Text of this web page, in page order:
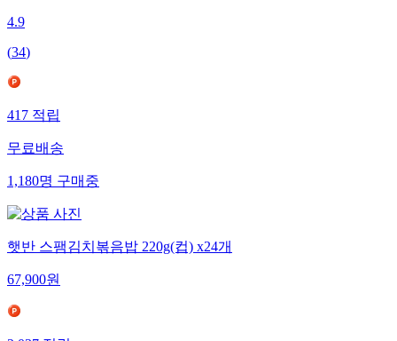
4.9
(34)
417적립
무료배송
1,180명구매중
햇반 스팸김치볶음밥 220g(컵) x24개
67,900원